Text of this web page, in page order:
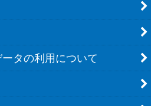
タの利用について